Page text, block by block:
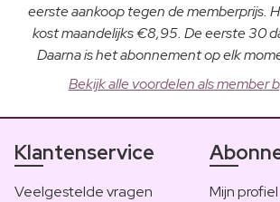
eerste aankoop tegen de memberprijs.
kost maandelijks €8,95. De eerste 30
Daarna is het abonnement op elk
Bekijk alle voordelen als member
Klantenservice
Veelgestelde vragen
Mijn profiel